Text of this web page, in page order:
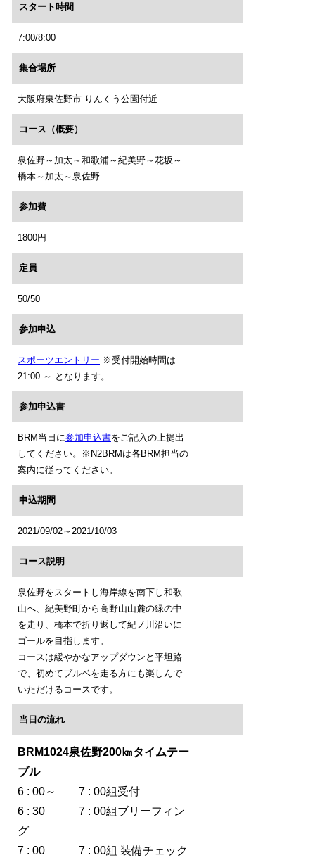
スタート時間
7:00/8:00
集合場所
大阪府泉佐野市 りんくう公園付近
コース（概要）
泉佐野～加太～和歌浦～紀美野～花坂～
橋本～加太～泉佐野
参加費
1800円
定員
50/50
参加申込
スポーツエントリー ※受付開始時間は
21:00 ～ となります。
参加申込書
BRM当日に参加申込書をご記入の上提出
してください。※N2BRMは各BRM担当の
案内に従ってください。
申込期間
2021/09/02～2021/10/03
コース説明
泉佐野をスタートし海岸線を南下し和歌
山へ、紀美野町から高野山山麓の緑の中
を走り、橋本で折り返して紀ノ川沿いに
ゴールを目指します。
コースは緩やかなアップダウンと平坦路
で、初めてブルベを走る方にも楽しんで
いただけるコースです。
当日の流れ
BRM1024泉佐野200㎞タイムテー
ブル
6 : 00～ 7 : 00組受付
6 : 30 7 : 00組ブリーフィン
グ
7 : 00 7 : 00組 装備チェック